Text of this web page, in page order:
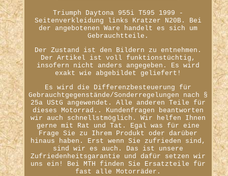
Triumph Daytona 955i T595 1999 -
Seitenverkleidung links Kratzer N20B. Bei
der angebotenen Ware handelt es sich um
Gebrauchtteile.
Der Zustand ist den Bildern zu entnehmen.
Der Artikel ist voll funktionstüchtig,
insofern nicht anders angegeben. Es wird
exakt wie abgebildet geliefert!
Es wird die Differenzbesteuerung für
Gebrauchtgegenstände/Sonderregelungen nach §
25a UStG angewendet. Alle anderen Teile für
dieses Motorrad.. Kundenfragen beantworten
wir auch schnellstmöglich. Wir helfen Ihnen
gerne mit Rat und Tat. Egal was für eine
Frage Sie zu Ihrem Produkt oder darüber
hinaus haben. Erst wenn Sie zufrieden sind,
sind wir es auch. Das ist unsere
Zufriedenheitsgarantie und dafür setzen wir
uns ein! Bei MTH finden Sie Ersatzteile für
fast alle Motorräder.